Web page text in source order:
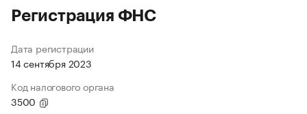
Регистрация ФНС
Дата регистрации
14 сентября 2023
Код налогового органа
3500